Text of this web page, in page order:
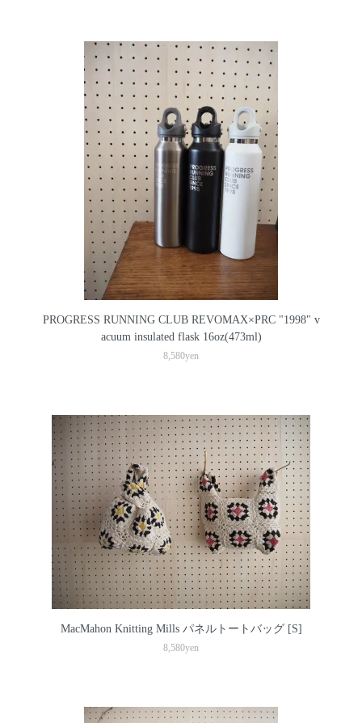
PROGRESS RUNNING CLUB REVOMAX×PRC "1998" v
acuum insulated flask 16oz(473ml)
8,580yen
MacMahon Knitting Mills パネルトートバッグ [S]
8,580yen